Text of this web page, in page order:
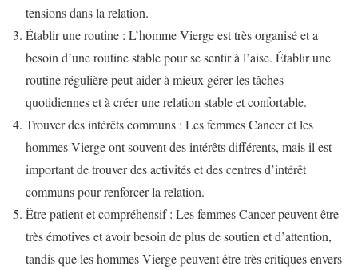
tensions dans la relation.
Établir une routine : L’homme Vierge est très organisé et a
besoin d’une routine stable pour se sentir à l’aise. Établir une
routine régulière peut aider à mieux gérer les tâches
quotidiennes et à créer une relation stable et confortable.
Trouver des intérêts communs : Les femmes Cancer et les
hommes Vierge ont souvent des intérêts différents, mais il est
important de trouver des activités et des centres d’intérêt
communs pour renforcer la relation.
Être patient et compréhensif : Les femmes Cancer peuvent être
très émotives et avoir besoin de plus de soutien et d’attention,
tandis que les hommes Vierge peuvent être très critiques envers